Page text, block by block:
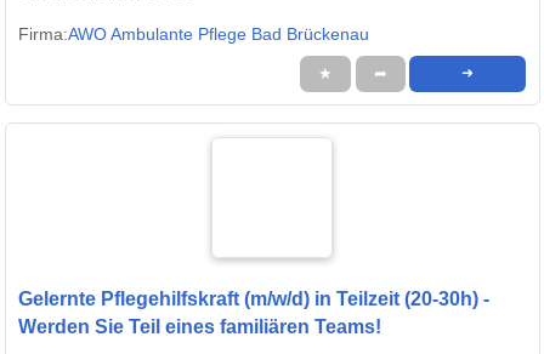
Firma:AWO Ambulante Pflege Bad Brückenau
★ ➦ ➜
Gelernte Pflegehilfskraft (m/w/d) in Teilzeit (20-30h) -
Werden Sie Teil eines familiären Teams!